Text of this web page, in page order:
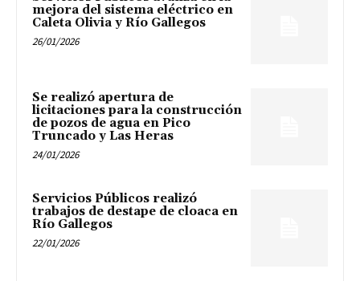
mejora del sistema eléctrico en
Caleta Olivia y Río Gallegos
26/01/2026
Se realizó apertura de
licitaciones para la construcción
de pozos de agua en Pico
Truncado y Las Heras
24/01/2026
Servicios Públicos realizó
trabajos de destape de cloaca en
Río Gallegos
22/01/2026